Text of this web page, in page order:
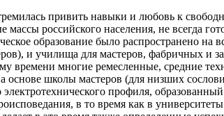
привить навыки и любовь к
массы российского населения, не всегда
образование было распространено
и училища для мастеров, фабричных и
времени многие ремесленные, средние
основе школы мастеров (для низших
профиля,
в то время как в